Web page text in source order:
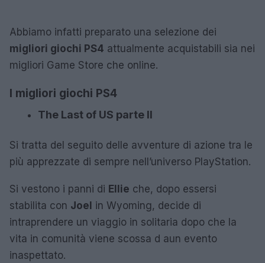
Abbiamo infatti preparato una selezione dei
migliori giochi PS4 attualmente acquistabili sia nei
migliori Game Store che online.
I migliori giochi PS4
The Last of US parte II
Si tratta del seguito delle avventure di azione tra le
più apprezzate di sempre nell’universo PlayStation.
Si vestono i panni di Ellie che, dopo essersi
stabilita con Joel in Wyoming, decide di
intraprendere un viaggio in solitaria dopo che la
vita in comunità viene scossa d aun evento
inaspettato.